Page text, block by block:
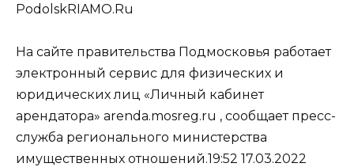
PodolskRIAMO.Ru
На сайте правительства Подмосковья работает
электронный сервис для физических и
юридических лиц «Личный кабинет
арендатора» arenda.mosreg.ru , сообщает пресс-
служба регионального министерства
имущественных отношений.19:52 17.03.2022